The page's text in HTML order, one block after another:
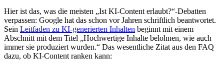
Hier ist das, was die meisten „Ist KI-Content erlaubt?“-Debatten
verpassen: Google hat das schon vor Jahren schriftlich beantwortet.
Sein Leitfaden zu KI-generierten Inhalten beginnt mit einem
Abschnitt mit dem Titel „Hochwertige Inhalte belohnen, wie auch
immer sie produziert wurden.“ Das wesentliche Zitat aus den FAQ
dazu, ob KI-Content ranken kann: